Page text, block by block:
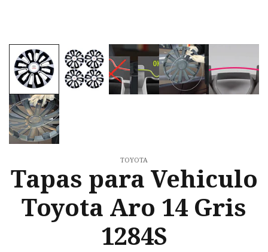
TOYOTA
Tapas para Vehiculo
Toyota Aro 14 Gris
1284S